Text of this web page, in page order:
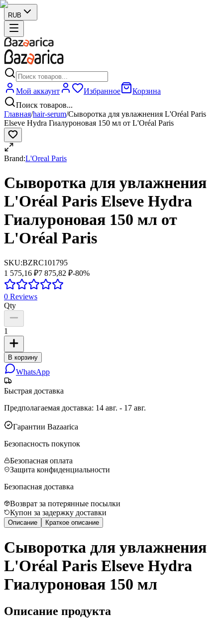
RUB
Мой аккаунт Избранное
Корзина
Поиск товаров...
Главная/hair-serum/Сыворотка для увлажнения L'Oréal Paris
Elseve Hydra Гиалуроновая 150 мл от L'Oréal Paris
Brand:L'Oreal Paris
Сыворотка для увлажнения
L'Oréal Paris Elseve Hydra
Гиалуроновая 150 мл от
L'Oréal Paris
SKU:BZRC101795
1 575,16 ₽7 875,82 ₽-80%
0 Reviews
Qty
1
В корзину
WhatsApp
Быстрая доставка
Предполагаемая доставка: 14 авг. - 17 авг.
Гарантии Bazaarica
Безопасность покупок
Безопасная оплата
Защита конфиденциальности
Безопасная доставка
Возврат за потерянные посылки
Купон за задержку доставки
Описание Краткое описание
Сыворотка для увлажнения
L'Oréal Paris Elseve Hydra
Гиалуроновая 150 мл
Описание продукта